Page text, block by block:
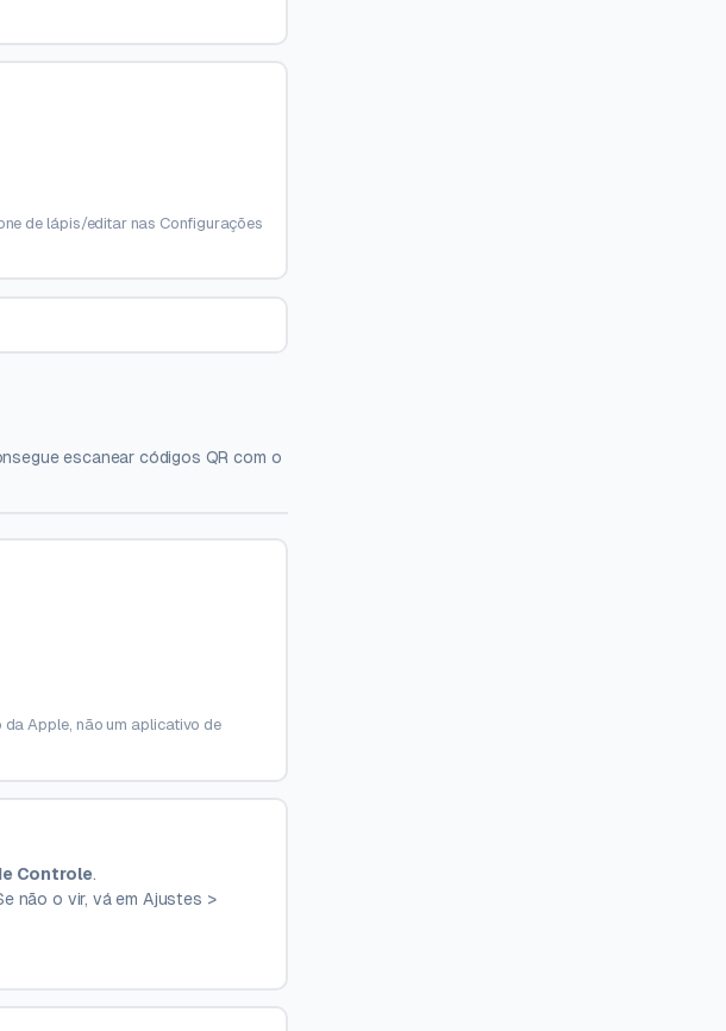
de lápis/editar nas Configurações
escanear códigos QR com o
Apple, não um aplicativo de
Controle.
não o vir, vá em Ajustes >